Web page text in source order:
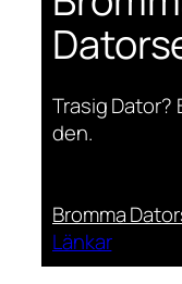
Trasig Dator?
den.
Bromma
Länkar